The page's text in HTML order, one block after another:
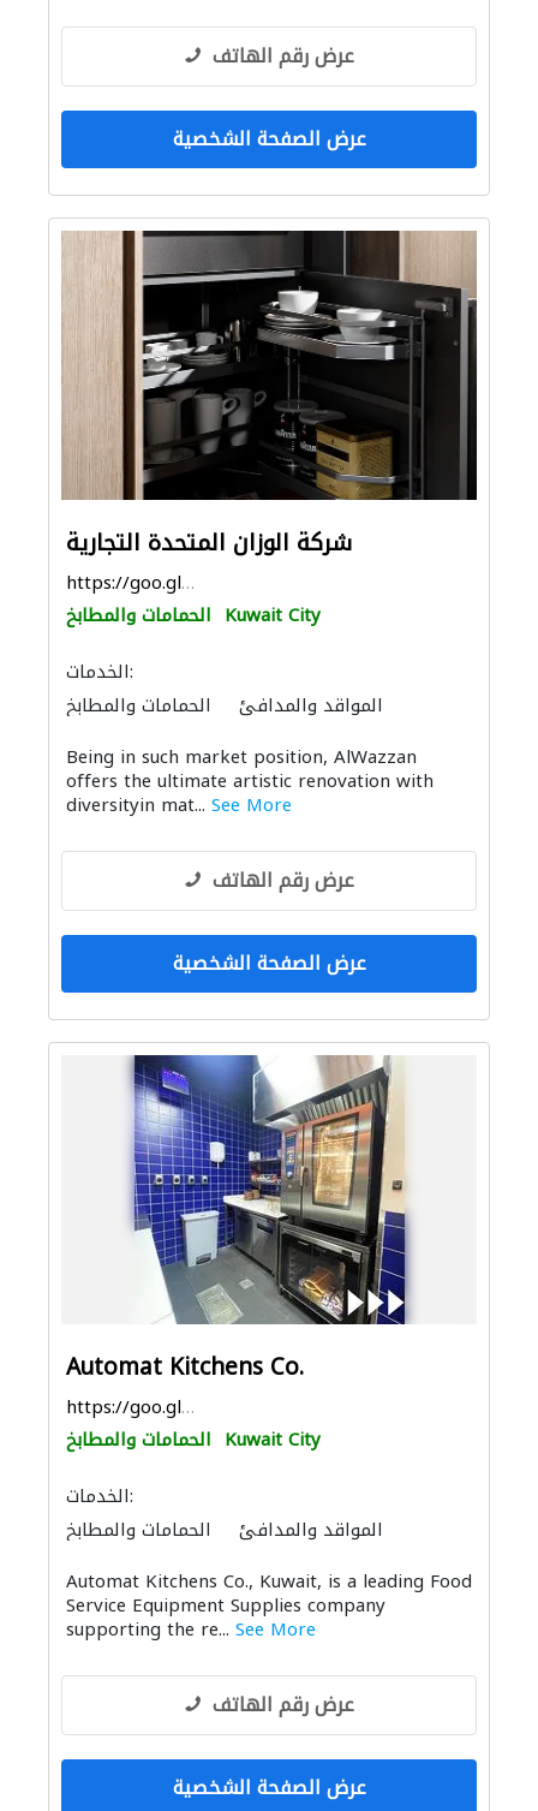
عرض رقم الهاتف
عرض الصفحة الشخصية
شركة الوزان المتحدة التجارية
https://goo.gl/maps/gd6KBtn4QqsR2Dz36
الحمامات والمطابخ Kuwait City
الخدمات:
الحمامات والمطابخ
المواقد والمدافئ
Being in such market position, AlWazzan
offers the ultimate artistic renovation with
diversityin mat... See More
عرض رقم الهاتف
عرض الصفحة الشخصية
Automat Kitchens Co.
https://goo.gl/maps/5A9n1MfAB6w1Xv7e9
الحمامات والمطابخ Kuwait City
الخدمات:
الحمامات والمطابخ
المواقد والمدافئ
Automat Kitchens Co., Kuwait, is a leading Food
Service Equipment Supplies company
supporting the re... See More
عرض رقم الهاتف
عرض الصفحة الشخصية